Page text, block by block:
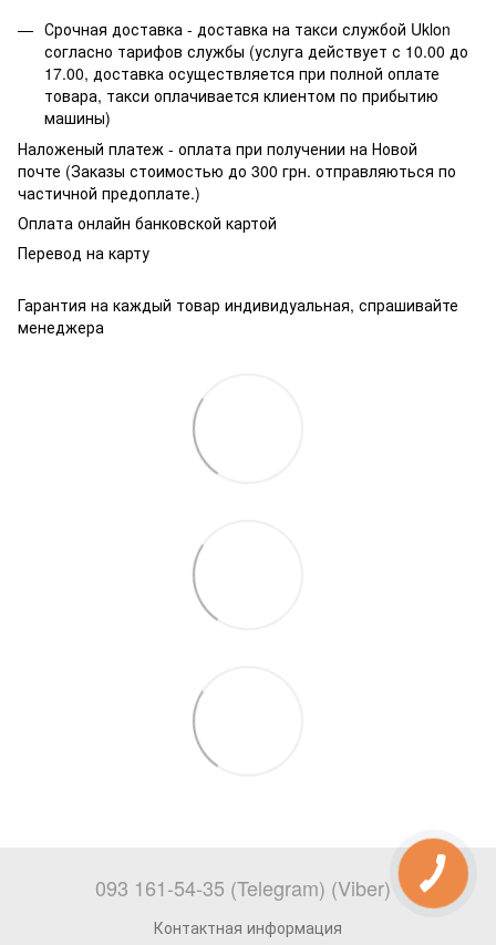
Срочная доставка - доставка на такси службой Uklon
согласно тарифов службы (услуга действует с 10.00 до
17.00, доставка осуществляется при полной оплате
товара, такси оплачивается клиентом по прибытию
машины)
Наложеный платеж - оплата при получении на Новой
почте (Заказы стоимостью до 300 грн. отправляються по
частичной предоплате.)
Оплата онлайн банковской картой
Перевод на карту
Гарантия на каждый товар индивидуальная, спрашивайте
менеджера
093 161-54-35 (Telegram) (Viber)
Контактная информация